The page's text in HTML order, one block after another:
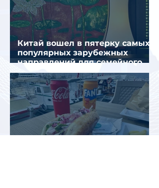
Китай вошел в пятерку самых
популярных зарубежных
направлений для семейного
отдыха летом